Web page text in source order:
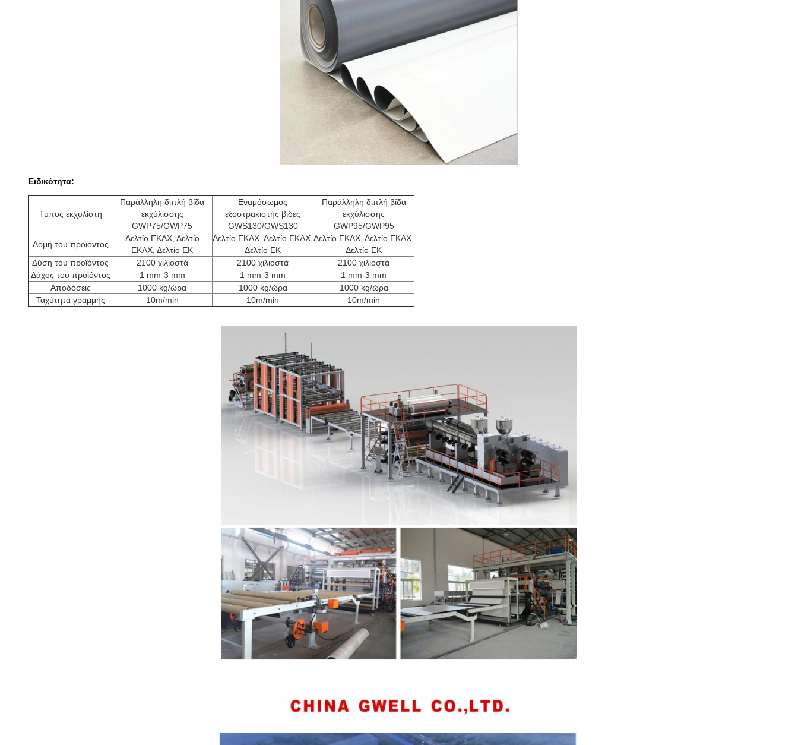
Ειδικότητα:
Τύπος εκχυλίστη
Παράλληλη διπλή βίδα
εκχύλισσης
GWP75/GWP75
Εναμόσωμος
εξοστρακιστής βίδες
GWS130/GWS130
Παράλληλη διπλή βίδα
εκχύλισσης
GWP95/GWP95
Δομή του προϊόντος
Δελτίο ΕΚΑΧ, Δελτίο
ΕΚΑΧ, Δελτίο ΕΚ
Δελτίο ΕΚΑΧ, Δελτίο ΕΚΑΧ,
Δελτίο ΕΚ
Δελτίο ΕΚΑΧ, Δελτίο ΕΚΑΧ,
Δελτίο ΕΚ
Δύση του προϊόντος
2100 χιλιοστά 2100 χιλιοστά
2100 χιλιοστά
Δάχος του προϊόντος
1 mm-3 mm 1 mm-3 mm
1 mm-3 mm
Αποδόσεις
1000 kg/ώρα 1000 kg/ώρα
1000 kg/ώρα
Ταχύτητα γραμμής
10m/min 10m/min 10m/min